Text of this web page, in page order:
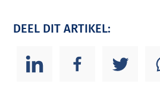
DEEL DIT ARTIKEL: